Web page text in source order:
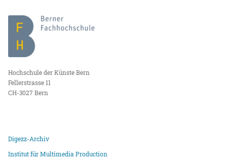
Hochschule der Künste Bern
Fellerstrasse 11
CH-3027 Bern
Digezz-Archiv
Institut für Multimedia Production